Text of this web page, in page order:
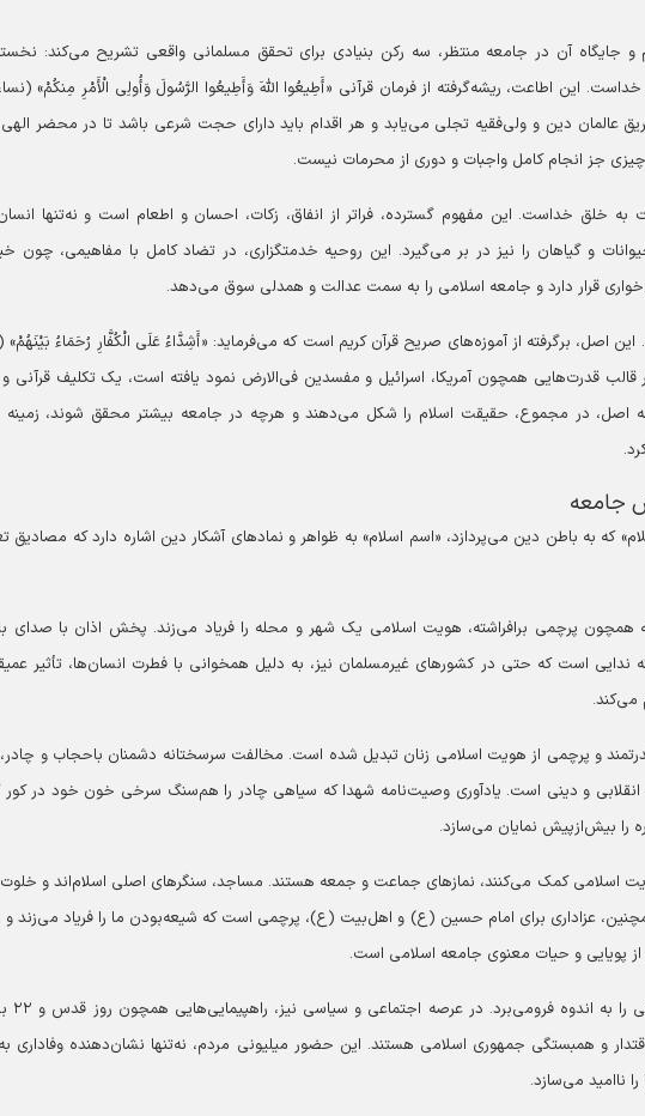
و جایگاه آن در جامعه منتظر، سه رکن بنیادی برای تحقق مسلمانی واقعی تشریح می‌کند:
این اطاعت، ریشه‌گرفته از فرمان قرآنی «أَطِیعُوا اللَّهَ وَأَطِیعُوا الرَّسُولَ وَأُولِی الْأَمْرِ مِنکُمْ»
عالمان دین و ولی‌فقیه تجلی می‌یابد و هر اقدام باید دارای حجت شرعی باشد تا در محضر الهی
جز انجام کامل واجبات و دوری از محرمات نیست.
خلق خداست. این مفهوم گسترده، فراتر از انفاق، زکات، احسان و اطعام است و نه‌تنها
و گیاهان را نیز در بر می‌گیرد. این روحیه خدمتگزاری، در تضاد کامل با مفاهیمی، چون
قرار دارد و جامعه اسلامی را به سمت عدالت و همدلی سوق می‌دهد.
برگرفته از آموزه‌های صریح قرآن کریم است که می‌فرماید: «أَشِدَّاءُ عَلَی الْکُفَّارِ رُحَمَاءُ بَیْنَهُمْ»
در قالب قدرت‌هایی همچون آمریکا، اسرائیل و مفسدین فی‌الارض نمود یافته است، یک تکلیف قرآنی
اصل، در مجموع، حقیقت اسلام را شکل می‌دهند و هرچه در جامعه بیشتر محقق شوند، زمینه
جامعه
که به باطن دین می‌پردازد، «اسم اسلام» به ظواهر و نماد‌های آشکار دین اشاره دارد که مصادیق
همچون پرچمی برافراشته، هویت اسلامی یک شهر و محله را فریاد می‌زند. پخش اذان با صدای
ندایی است که حتی در کشور‌های غیرمسلمان نیز، به دلیل همخوانی با فطرت انسان‌ها، تأثیر
می‌کند.
قدرتمند و پرچمی از هویت اسلامی زنان تبدیل شده است. مخالفت سرسختانه دشمنان باحجاب و
و دینی است. یادآوری وصیت‌نامه شهدا که سیاهی چادر را هم‌سنگ سرخی خون خود در کور
را بیش‌ازپیش نمایان می‌سازد.
اسلامی کمک می‌کنند، نماز‌های جماعت و جمعه هستند. مساجد، سنگر‌های اصلی اسلام‌اند و
عزاداری برای امام حسین (ع) و اهل‌بیت (ع)، پرچمی است که شیعه‌بودن ما را فریاد می‌زند و
پویایی و حیات معنوی جامعه اسلامی است.
خلوت‌شدن این
و همبستگی جمهوری اسلامی هستند. این حضور میلیونی مردم، نه‌تنها نشان‌دهنده وفاداری
ناامید می‌سازد.